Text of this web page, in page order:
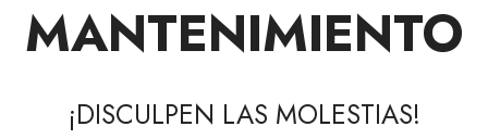
MANTENIMIENTO
¡DISCULPEN LAS MOLESTIAS!